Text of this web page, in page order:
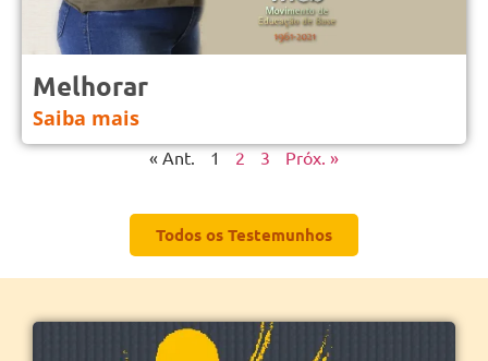
Melhorar
Saiba mais
« Ant. 1 2 3 Próx. »
Todos os Testemunhos